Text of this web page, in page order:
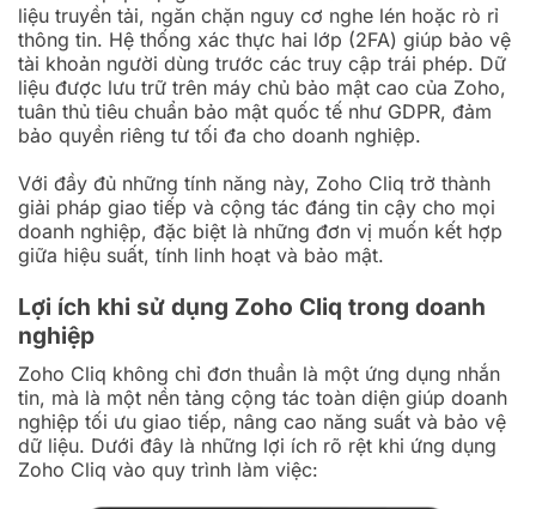
liệu truyền tải, ngăn chặn nguy cơ nghe lén hoặc rò rỉ
thông tin. Hệ thống xác thực hai lớp (2FA) giúp bảo vệ
tài khoản người dùng trước các truy cập trái phép. Dữ
liệu được lưu trữ trên máy chủ bảo mật cao của Zoho,
tuân thủ tiêu chuẩn bảo mật quốc tế như GDPR, đảm
bảo quyền riêng tư tối đa cho doanh nghiệp.
Với đầy đủ những tính năng này, Zoho Cliq trở thành
giải pháp giao tiếp và cộng tác đáng tin cậy cho mọi
doanh nghiệp, đặc biệt là những đơn vị muốn kết hợp
giữa hiệu suất, tính linh hoạt và bảo mật.
Lợi ích khi sử dụng Zoho Cliq trong doanh
nghiệp
Zoho Cliq không chỉ đơn thuần là một ứng dụng nhắn
tin, mà là một nền tảng cộng tác toàn diện giúp doanh
nghiệp tối ưu giao tiếp, nâng cao năng suất và bảo vệ
dữ liệu. Dưới đây là những lợi ích rõ rệt khi ứng dụng
Zoho Cliq vào quy trình làm việc: